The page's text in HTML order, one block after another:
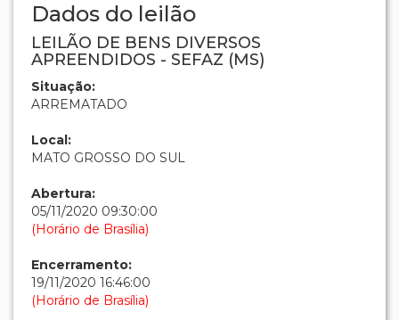
Dados do leilão
LEILÃO DE BENS DIVERSOS
APREENDIDOS - SEFAZ (MS)
Situação:
ARREMATADO
Local:
MATO GROSSO DO SUL
Abertura:
05/11/2020 09:30:00
(Horário de Brasília)
Encerramento:
19/11/2020 16:46:00
(Horário de Brasília)